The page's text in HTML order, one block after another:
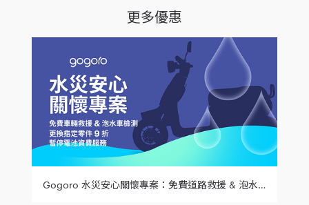
參加人（下稱「參加人」）於參加之同時，即視為同意接受本注
意事項之規範；如不同意本注意事項之全部或一部份，請勿參加
參加人於西元（下同）2025 年 7 月 8 日至 2025 年 7 月 27 日
止（下稱「活動期間」），至 Gogoro® 直營、加盟門市、社區
店、特約推廣站、或家樂福、大潤發、momo 等指定通路，購買
Gogoro SuperSport（ACE 除外）* / Premium 並付清全額
（需於活動期間建立訂單並開立發票，依 Gogoro 門市系統記錄
為主），可獲得「TCS 循跡防滑系統-進階版（價值 $5,300）
（法人或非法人團體恕不適用）」（下稱「贈品」）。指定車款
數量有限，售完為止。
*Gogoro SuperSport ACE 恕不適用加贈「TCS 循跡防滑系
統-進階版」優惠活動
更多優惠
Gogoro 水災安心關懷專案：免費道路救援 & 泡水車輛檢測、更換指定零件 9 折，以及暫停電池資費服務